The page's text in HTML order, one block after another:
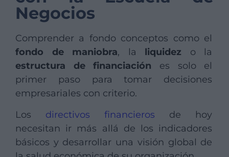
Negocios
Comprender a fondo conceptos como el
fondo de maniobra, la liquidez o la
estructura de financiación es solo el
primer paso para tomar decisiones
empresariales con criterio.
Los directivos financieros de hoy
necesitan ir más allá de los indicadores
básicos y desarrollar una visión global de